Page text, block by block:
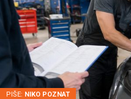
PIŠE: NIKO POZNAT